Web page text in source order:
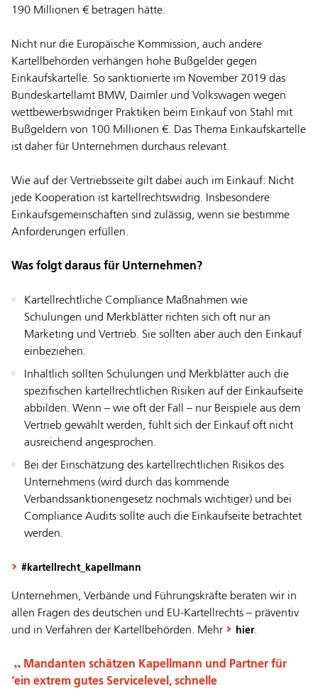
190 Millionen € betragen hätte.
Nicht nur die Europäische Kommission, auch andere
Kartellbehörden verhängen hohe Bußgelder gegen
Einkaufskartelle. So sanktionierte im November 2019 das
Bundeskartellamt BMW, Daimler und Volkswagen wegen
wettbewerbswidriger Praktiken beim Einkauf von Stahl mit
Bußgeldern von 100 Millionen €. Das Thema Einkaufskartelle
ist daher für Unternehmen durchaus relevant.
Wie auf der Vertriebsseite gilt dabei auch im Einkauf: Nicht
jede Kooperation ist kartellrechtswidrig. Insbesondere
Einkaufsgemeinschaften sind zulässig, wenn sie bestimme
Anforderungen erfüllen.
Was folgt daraus für Unternehmen?
Kartellrechtliche Compliance Maßnahmen wie
Schulungen und Merkblätter richten sich oft nur an
Marketing und Vertrieb. Sie sollten aber auch den Einkauf
einbeziehen.
Inhaltlich sollten Schulungen und Merkblätter auch die
spezifischen kartellrechtlichen Risiken auf der Einkaufseite
abbilden. Wenn – wie oft der Fall – nur Beispiele aus dem
Vertrieb gewählt werden, fühlt sich der Einkauf oft nicht
ausreichend angesprochen.
Bei der Einschätzung des kartellrechtlichen Risikos des
Unternehmens (wird durch das kommende
Verbandssanktionengesetz nochmals wichtiger) und bei
Compliance Audits sollte auch die Einkaufseite betrachtet
werden.
#kartellrecht_kapellmann
Unternehmen, Verbände und Führungskräfte beraten wir in
allen Fragen des deutschen und EU-Kartellrechts – präventiv
und in Verfahren der Kartellbehörden. Mehr
hier.
Mandanten schätzen Kapellmann und Partner für
‘ein extrem gutes Servicelevel, schnelle